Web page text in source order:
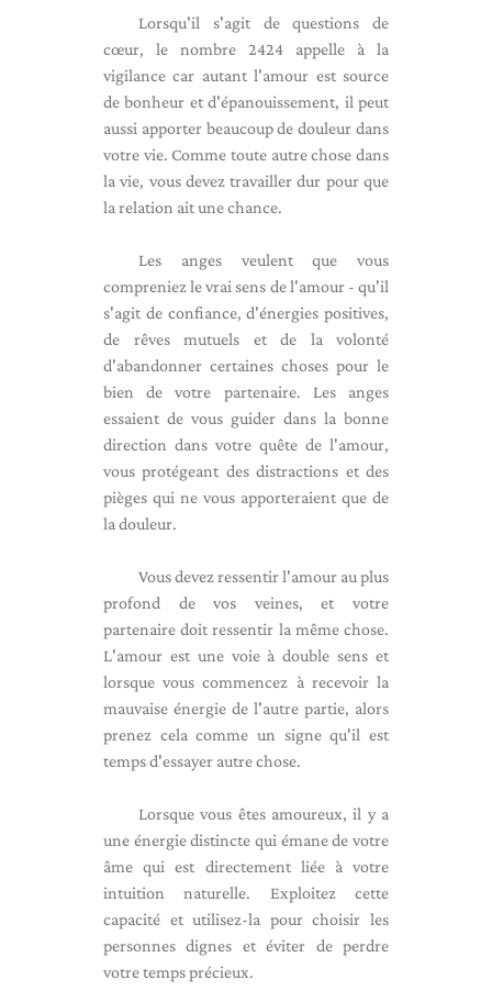
Lorsqu'il s'agit de questions de
cœur, le nombre 2424 appelle à la
vigilance car autant l'amour est source
de bonheur et d'épanouissement, il peut
aussi apporter beaucoup de douleur dans
votre vie. Comme toute autre chose dans
la vie, vous devez travailler dur pour que
la relation ait une chance.
Les anges veulent que vous
compreniez le vrai sens de l'amour - qu'il
s'agit de confiance, d'énergies positives,
de rêves mutuels et de la volonté
d'abandonner certaines choses pour le
bien de votre partenaire. Les anges
essaient de vous guider dans la bonne
direction dans votre quête de l'amour,
vous protégeant des distractions et des
pièges qui ne vous apporteraient que de
la douleur.
Vous devez ressentir l'amour au plus
profond de vos veines, et votre
partenaire doit ressentir la même chose.
L'amour est une voie à double sens et
lorsque vous commencez à recevoir la
mauvaise énergie de l'autre partie, alors
prenez cela comme un signe qu'il est
temps d'essayer autre chose.
Lorsque vous êtes amoureux, il y a
une énergie distincte qui émane de votre
âme qui est directement liée à votre
intuition naturelle. Exploitez cette
capacité et utilisez-la pour choisir les
personnes dignes et éviter de perdre
votre temps précieux.